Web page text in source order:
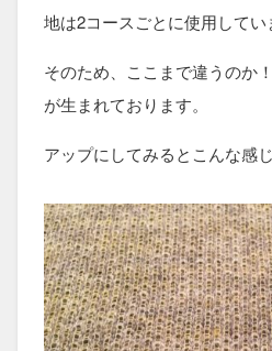
地は2コースごとに使用してい
そのため、ここまで違うのか
が生まれております。
アップにしてみるとこんな感